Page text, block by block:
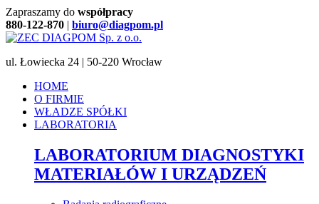
Zapraszamy do współpracy
880-122-870 | biuro@diagpom.pl
ul. Łowiecka 24 | 50-220 Wrocław
HOME
O FIRMIE
WŁADZE SPÓŁKI
LABORATORIA
LABORATORIUM DIAGNOSTYKI
MATERIAŁÓW I URZĄDZEŃ